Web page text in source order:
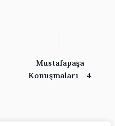
Mustafapaşa
Konuşmaları – 4